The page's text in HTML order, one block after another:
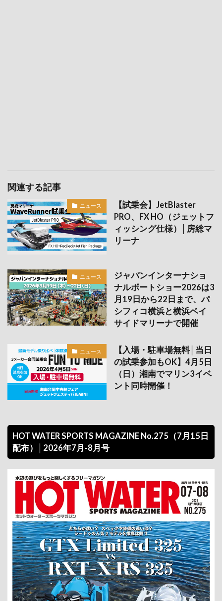
関連する記事
ニュース
【試乗会】JetBlaster
PRO、FX HO（ジェットフ
ィッシング仕様）│房総マ
リーナ
ニュース
ジャパンインターナショ
ナルボートショー2026は3
月19日から22日まで、パ
シフィコ横浜と横浜ベイ
サイドマリーナで開催
ニュース
【入場・駐車場無料│当日
の試乗参加もOK】4月5日
（日）湘南でマリン3イベ
ント同時開催！
HOT WATER SPORTS MAGAZINE No.275（7月15日
配布）│2026年7月-8月号